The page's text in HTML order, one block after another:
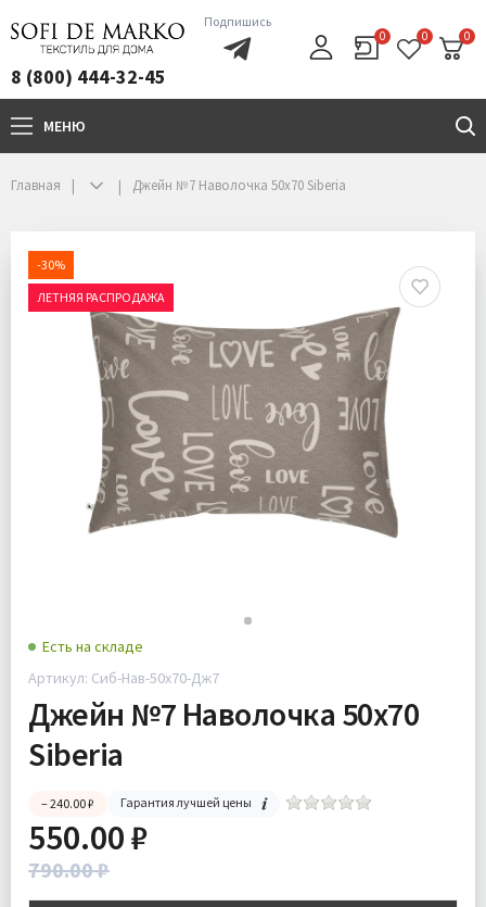
8 (800) 444-32-45
Подпишись
0 0 0
МЕНЮ
+7(800)444-32-45
Главная Джейн №7 Наволочка 50х70 Siberia
-30%
ЛЕТНЯЯ РАСПРОДАЖА
Есть на складе
Артикул: Сиб-Нав-50х70-Дж7
Джейн №7 Наволочка 50х70
Siberia
– 240.00 ₽ Гарантия лучшей цены
550.00 ₽
790.00 ₽